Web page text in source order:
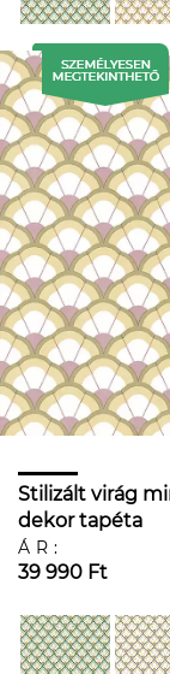
Stilizált virág
dekor tapéta
ÁR:
39 990 Ft